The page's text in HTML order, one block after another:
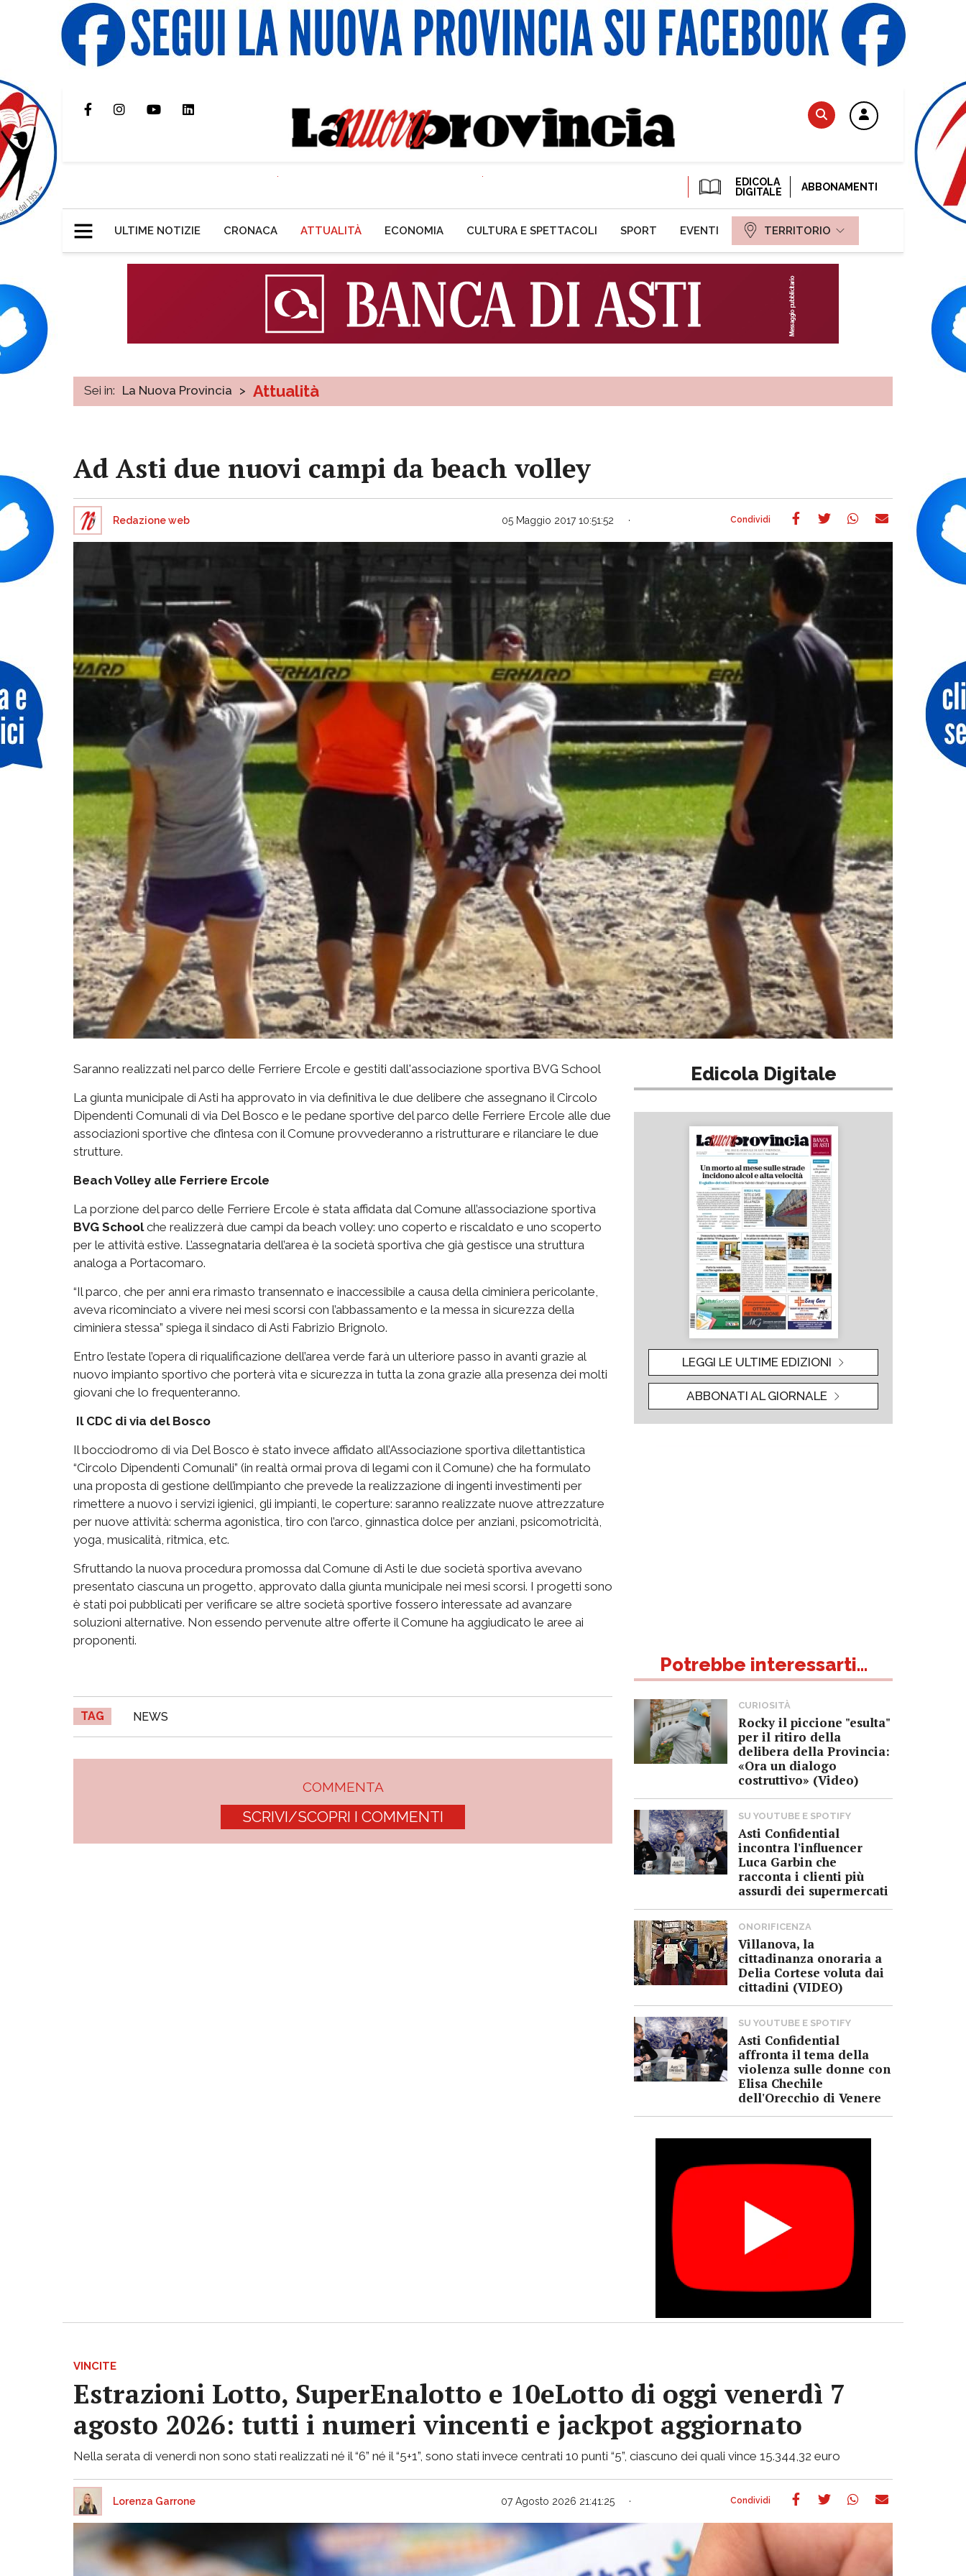
EDICOLA
DIGITALE
ABBONAMENTI
ULTIME NOTIZIE CRONACA ATTUALITÀ ECONOMIA CULTURA E SPETTACOLI SPORT EVENTI TERRITORIO
Sei in: La Nuova Provincia > Attualità
Ad Asti due nuovi campi da beach volley
Redazione web 05 Maggio 2017 10:51:52
Saranno realizzati nel parco delle Ferriere Ercole e gestiti dall'associazione sportiva BVG School
La giunta municipale di Asti ha approvato in via definitiva le due delibere che assegnano il Circolo
Dipendenti Comunali di via Del Bosco e le pedane sportive del parco delle Ferriere Ercole alle due
associazioni sportive che d’intesa con il Comune provvederanno a ristrutturare e rilanciare le due
strutture.
Beach Volley alle Ferriere Ercole
La porzione del parco delle Ferriere Ercole è stata affidata dal Comune all’associazione sportiva
BVG Schoolche realizzerà due campi da beach volley: uno coperto e riscaldato e uno scoperto
per le attività estive. L’assegnataria dell’area è la società sportiva che già gestisce una struttura
analoga a Portacomaro.
“Il parco, che per anni era rimasto transennato e inaccessibile a causa della ciminiera pericolante,
aveva ricominciato a vivere nei mesi scorsi con l’abbassamento e la messa in sicurezza della
ciminiera stessa” spiega il sindaco di Asti Fabrizio Brignolo.
Entro l’estate l’opera di riqualificazione dell’area verde farà un ulteriore passo in avanti grazie al
nuovo impianto sportivo che porterà vita e sicurezza in tutta la zona grazie alla presenza dei molti
giovani che lo frequenteranno.
Il CDC di via del Bosco
Il bocciodromo di via Del Bosco è stato invece affidato all’Associazione sportiva dilettantistica
“Circolo Dipendenti Comunali” (in realtà ormai prova di legami con il Comune) che ha formulato
una proposta di gestione dell’impianto che prevede la realizzazione di ingenti investimenti per
rimettere a nuovo i servizi igienici, gli impianti, le coperture: saranno realizzate nuove attrezzature
per nuove attività: scherma agonistica, tiro con l’arco, ginnastica dolce per anziani, psicomotricità,
yoga, musicalità, ritmica, etc.
Sfruttando la nuova procedura promossa dal Comune di Asti le due società sportiva avevano
presentato ciascuna un progetto, approvato dalla giunta municipale nei mesi scorsi. I progetti sono
è stati poi pubblicati per verificare se altre società sportive fossero interessate ad avanzare
soluzioni alternative. Non essendo pervenute altre offerte il Comune ha aggiudicato le aree ai
proponenti.
TAG NEWS
COMMENTA
SCRIVI/SCOPRI I COMMENTI
Edicola Digitale
LEGGI LE ULTIME EDIZIONI
ABBONATI AL GIORNALE
Potrebbe interessarti...
CURIOSITÀ
Rocky il piccione "esulta"
per il ritiro della
delibera della Provincia:
«Ora un dialogo
costruttivo» (Video)
SU YOUTUBE E SPOTIFY
Asti Confidential
incontra l'influencer
Luca Garbin che
racconta i clienti più
assurdi dei supermercati
ONORIFICENZA
Villanova, la
cittadinanza onoraria a
Delia Cortese voluta dai
cittadini (VIDEO)
SU YOUTUBE E SPOTIFY
Asti Confidential
affronta il tema della
violenza sulle donne con
Elisa Chechile
dell'Orecchio di Venere
VINCITE
Estrazioni Lotto, SuperEnalotto e 10eLotto di oggi venerdì 7
agosto 2026: tutti i numeri vincenti e jackpot aggiornato
Nella serata di venerdì non sono stati realizzati né il “6” né il “5+1”, sono stati invece centrati 10 punti “5”, ciascuno dei quali vince 15.344,32 euro
Lorenza Garrone 07 Agosto 2026 21:41:25